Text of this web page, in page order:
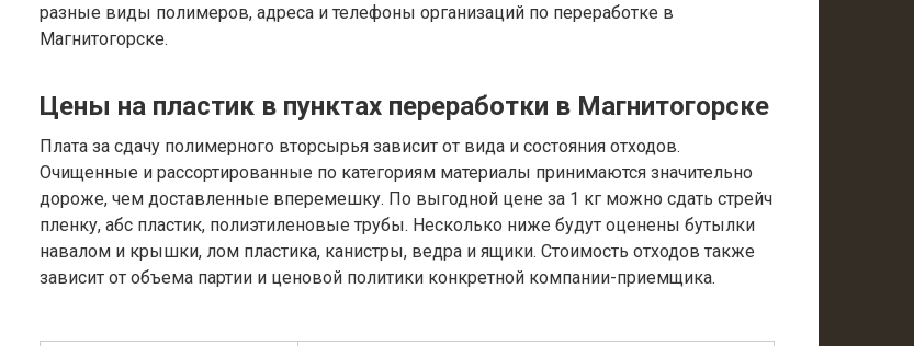
разные виды полимеров, адреса и телефоны организаций по переработке в
Магнитогорске.
Цены на пластик в пунктах переработки в Магнитогорске
Плата за сдачу полимерного вторсырья зависит от вида и состояния отходов.
Очищенные и рассортированные по категориям материалы принимаются значительно
дороже, чем доставленные вперемешку. По выгодной цене за 1 кг можно сдать стрейч
пленку, абс пластик, полиэтиленовые трубы. Несколько ниже будут оценены бутылки
навалом и крышки, лом пластика, канистры, ведра и ящики. Стоимость отходов также
зависит от объема партии и ценовой политики конкретной компании-приемщика.